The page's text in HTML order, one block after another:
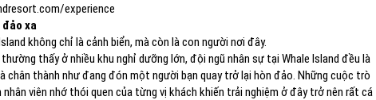
experience
đảo xa
không chỉ là cảnh biển, mà còn là con người nơi đây.
thấy ở nhiều khu nghỉ dưỡng lớn, đội ngũ nhân sự tại Whale Island đều là
chân thành như đang đón một người bạn quay trở lại hòn đảo. Những cuộc trò
viên nhớ thói quen của từng vị khách khiến trải nghiệm ở đây trở nên rất cá